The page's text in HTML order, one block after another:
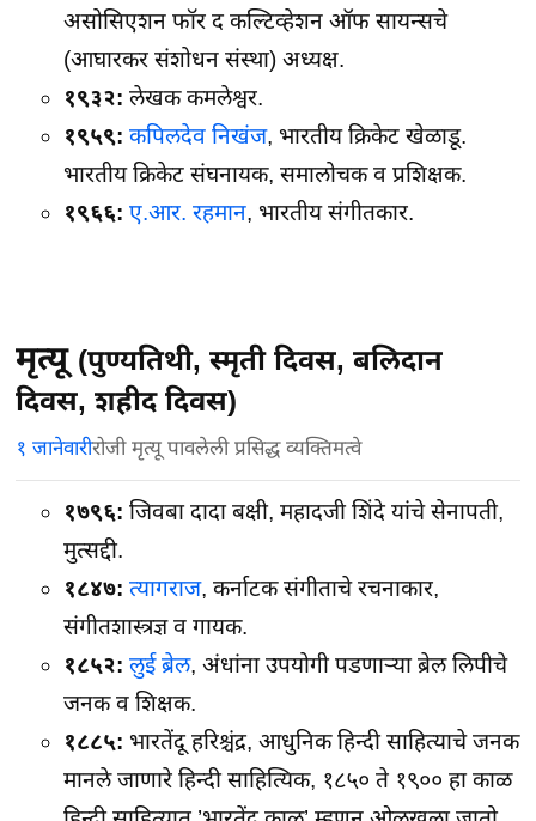
असोसिएशन फॉर द कल्टिव्हेशन ऑफ सायन्सचे
(आघारकर संशोधन संस्था) अध्यक्ष.
१९३२: लेखक कमलेश्वर.
१९५९: कपिलदेव निखंज, भारतीय क्रिकेट खेळाडू.
भारतीय क्रिकेट संघनायक, समालोचक व प्रशिक्षक.
१९६६: ए.आर. रहमान, भारतीय संगीतकार.
मृत्यू (पुण्यतिथी, स्मृती दिवस, बलिदान
दिवस, शहीद दिवस)
१ जानेवारीरोजी मृत्यू पावलेली प्रसिद्ध व्यक्तिमत्वे
१७९६: जिवबा दादा बक्षी, महादजी शिंदे यांचे सेनापती,
मुत्सद्दी.
१८४७: त्यागराज, कर्नाटक संगीताचे रचनाकार,
संगीतशास्त्रज्ञ व गायक.
१८५२: लुई ब्रेल, अंधांना उपयोगी पडणाऱ्या ब्रेल लिपीचे
जनक व शिक्षक.
१८८५: भारतेंदू हरिश्चंद्र, आधुनिक हिन्दी साहित्याचे जनक
मानले जाणारे हिन्दी साहित्यिक, १८५० ते १९०० हा काळ